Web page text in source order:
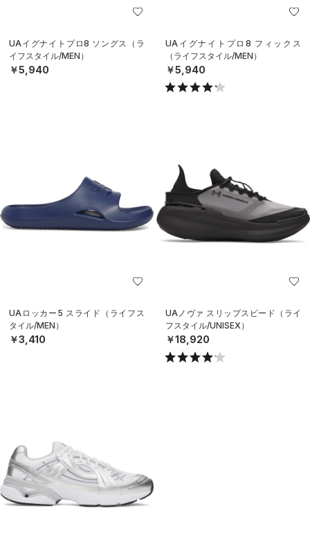
UAイグナイトプロ8 ソングス（ラ
イフスタイル/MEN）
￥5,940
UAイグナイトプロ8 フィックス
（ライフスタイル/MEN）
￥5,940
UAロッカー5 スライド（ライフス
タイル/MEN）
￥3,410
UAノヴァ スリップスピード（ライ
フスタイル/UNISEX）
￥18,920